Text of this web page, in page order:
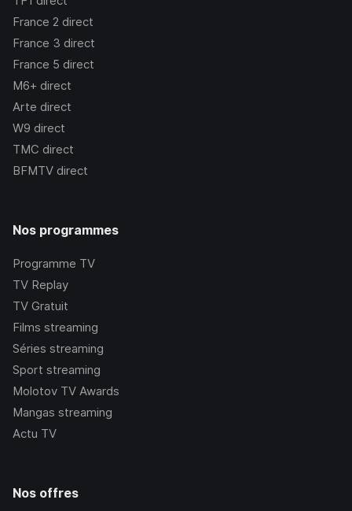
France 2 direct
France 3 direct
France 5 direct
M6+ direct
Arte direct
W9 direct
TMC direct
BFMTV direct
Nos programmes
Programme TV
TV Replay
TV Gratuit
Films streaming
Séries streaming
Sport streaming
Molotov TV Awards
Mangas streaming
Actu TV
Nos offres